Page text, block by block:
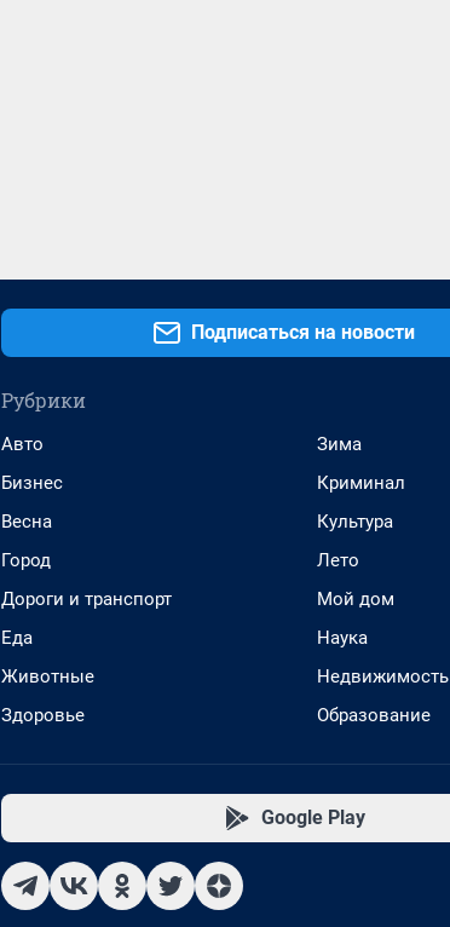
Подписаться на новости
Рубрики
Авто
Бизнес
Весна
Город
Дороги и транспорт
Еда
Животные
Здоровье
Зима
Криминал
Культура
Лето
Мой дом
Наука
Недвижимость
Образование
Google Play